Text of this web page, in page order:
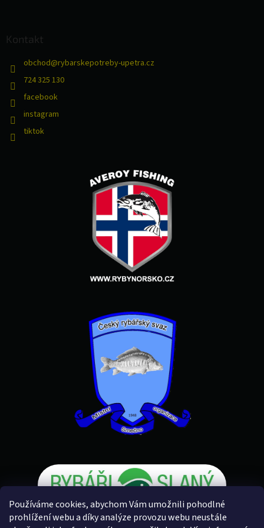
Používáme cookies, abychom Vám umožnili pohodlné
prohlížení webu a díky analýze provozu webu neustále
Kontakt
obchod@rybarskepotreby-upetra.cz
724 325 130
facebook
instagram
tiktok